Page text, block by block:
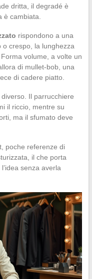
dritta, il degradé è
è cambiata.
rispondono a una
crespo, la lunghezza
volume, a volte un
di mullet-bob, una
di cadere piatto.
Il parrucchiere
il riccio, mentre su
ma il sfumato deve
poche referenze di
il che porta
senza averla